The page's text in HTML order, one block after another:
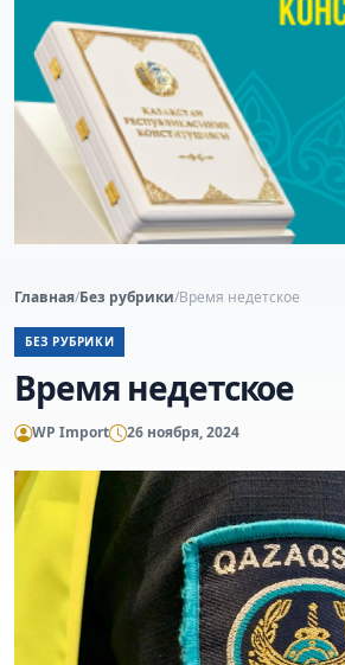
Главная/Без рубрики/Время недетское
БЕЗ РУБРИКИ
Время недетское
WP Import 26 ноября, 2024